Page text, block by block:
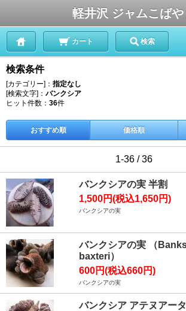
軽井沢 ジャムこばや
カート 検索
検索条件
[カテゴリー]： 指定なし
[検索文字]： バンクシア
ヒット件数： 36件
おすすめ順 価格順
1-36 / 36
バンクシアの実 半割
1,500円(税込1,650円)
バンクシアの実
バンクシアの実 （
baxteri）
600円(税込660円)
バンクシアの実
バンクシア アテヌアー